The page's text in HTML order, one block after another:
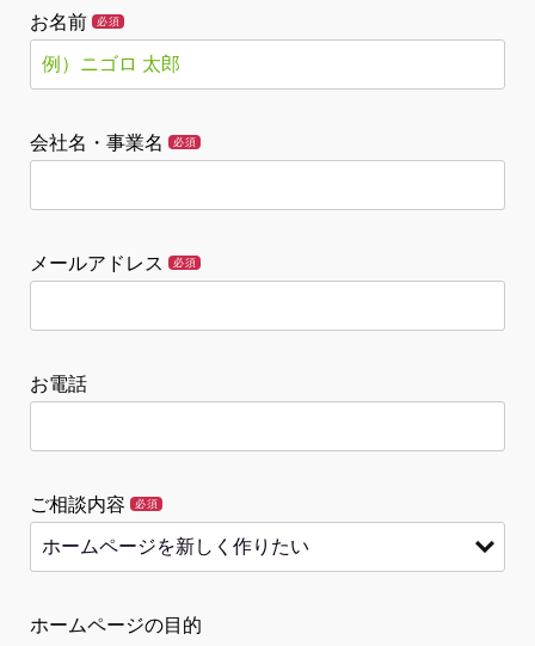
お名前 必須
会社名・事業名 必須
メールアドレス 必須
お電話
ご相談内容 必須
ホームページの目的